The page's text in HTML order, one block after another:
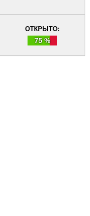
ОТКРЫТО:
75 %